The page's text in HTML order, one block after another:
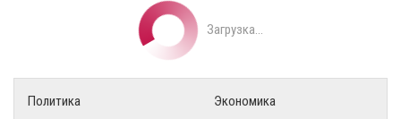
Загрузка...
Политика
Экономика